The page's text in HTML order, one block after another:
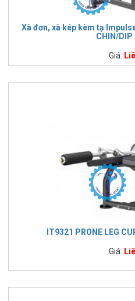
Xà đơn, xà kép kèm tạ
CHIN/DIP
Giá:
IT9321 PRONE LEG
Giá: